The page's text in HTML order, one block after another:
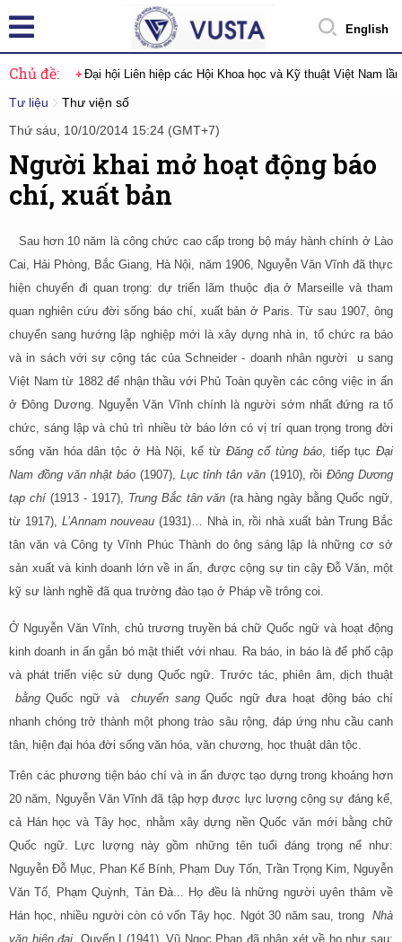
English
Chủ đề: Đại hội Liên hiệp các Hội Khoa học và Kỹ thuật Việt Nam
Tư liệu
Thư viện số
Thứ sáu, 10/10/2014 15:24 (GMT+7)
Người khai mở hoạt động báo
chí, xuất bản
Sau hơn 10 năm là công chức cao cấp trong bộ máy hành chính ở Lào
Cai, Hải Phòng, Bắc Giang, Hà Nội, năm 1906, Nguyễn Văn Vĩnh đã thực
hiện chuyến đi quan trọng: dự triển lãm thuộc địa ở Marseille và tham
quan nghiên cứu đời sống báo chí, xuất bản ở Paris. Từ sau 1907, ông
chuyển sang hướng lập nghiệp mới là xây dựng nhà in, tổ chức ra báo
và in sách với sự cộng tác của Schneider - doanh nhân người u sang
Việt Nam từ 1882 để nhận thầu với Phủ Toàn quyền các công việc in ấn
ở Đông Dương. Nguyễn Văn Vĩnh chính là người sớm nhất đứng ra tổ
chức, sáng lập và chủ trì nhiều tờ báo lớn có vị trí quan trọng trong đời
sống văn hóa dân tộc ở Hà Nội, kể từ Đăng cổ tùng báo, tiếp tục Đại
Nam đồng văn nhật báo (1907), Lục tỉnh tân văn(1910), rồiĐông Dương
tạp chí(1913 - 1917), Trung Bắc tân văn (ra hàng ngày bằng Quốc ngữ,
từ 1917), L’Annam nouveau (1931)… Nhà in, rồi nhà xuất bản Trung Bắc
tân văn và Công ty Vĩnh Phúc Thành do ông sáng lập là những cơ sở
sản xuất và kinh doanh lớn về in ấn, được cộng sự tin cậy Đỗ Văn, một
kỹ sư lành nghề đã qua trường đào tạo ở Pháp về trông coi.
Ở Nguyễn Văn Vĩnh, chủ trương truyền bá chữ Quốc ngữ và hoạt động
kinh doanh in ấn gắn bó mật thiết với nhau. Ra báo, in báo là để phổ cập
và phát triển việc sử dụng Quốc ngữ. Trước tác, phiên âm, dịch thuật
bằngQuốc ngữ và chuyển sangQuốc ngữ đưa hoạt động báo chí
nhanh chóng trở thành một phong trào sâu rộng, đáp ứng nhu cầu canh
tân, hiện đại hóa đời sống văn hóa, văn chương, học thuật dân tộc.
Trên các phương tiện báo chí và in ấn được tạo dựng trong khoảng hơn
20 năm, Nguyễn Văn Vĩnh đã tập hợp được lực lượng cộng sự đáng kể,
cả Hán học và Tây học, nhằm xây dựng nền Quốc văn mới bằng chữ
Quốc ngữ. Lực lượng này gồm những tên tuổi đáng trọng nể như:
Nguyễn Đỗ Mục, Phan Kế Bính, Phạm Duy Tốn, Trần Trọng Kim, Nguyễn
Văn Tố, Phạm Quỳnh, Tản Đà... Họ đều là những người uyên thâm về
Hán học, nhiều người còn có vốn Tây học. Ngót 30 năm sau, trong Nhà
văn hiện đại, Quyển I (1941), Vũ Ngọc Phan đã nhận xét về họ như sau: